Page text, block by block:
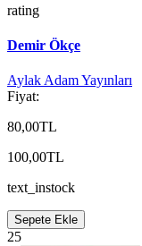
rating
Demir Ökçe
Aylak Adam Yayınları
Fiyat:
80,00TL
100,00TL
text_instock
Sepete Ekle
25